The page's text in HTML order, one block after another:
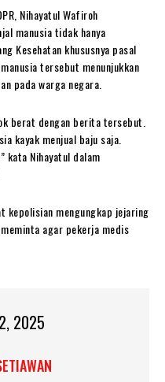
Nihayatul Wafiroh
manusia tidak hanya
Kesehatan khususnya pasal
tersebut menunjukkan
pada warga negara.
berat dengan berita tersebut.
kayak menjual baju saja.
kata Nihayatul dalam
kepolisian mengungkap jejaring
agar pekerja medis
2025